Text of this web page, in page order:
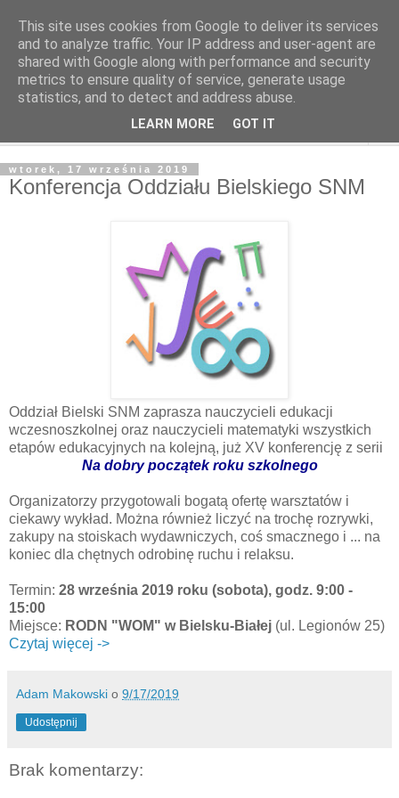
wtorek, 17 września 2019
Konferencja Oddziału Bielskiego SNM
Oddział Bielski SNM zaprasza nauczycieli edukacji
wczesnoszkolnej oraz nauczycieli matematyki wszystkich
etapów edukacyjnych na kolejną, już XV konferencję z serii
Na dobry początek roku szkolnego
Organizatorzy przygotowali bogatą ofertę warsztatów i
ciekawy wykład. Można również liczyć na trochę rozrywki,
zakupy na stoiskach wydawniczych, coś smacznego i ... na
koniec dla chętnych odrobinę ruchu i relaksu.
Termin: 28 września 2019 roku (sobota), godz. 9:00 -
15:00
Miejsce: RODN "WOM" w Bielsku-Białej (ul. Legionów 25)
Czytaj więcej ->
Adam Makowski o 9/17/2019
Udostępnij
Brak komentarzy:
This site uses cookies from Google to deliver its services
and to analyze traffic. Your IP address and user-agent are
shared with Google along with performance and security
metrics to ensure quality of service, generate usage
statistics, and to detect and address abuse.
LEARN MORE GOT IT